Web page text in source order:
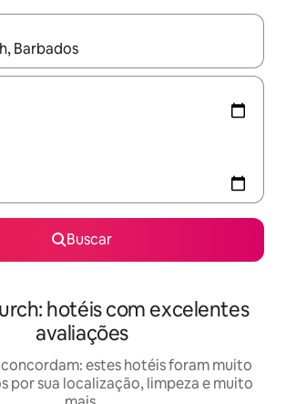
estiverem disponíveis, explore-os
Buscar
hotéis com excelentes
avaliações
concordam: estes hotéis foram muito
por sua localização, limpeza e muito